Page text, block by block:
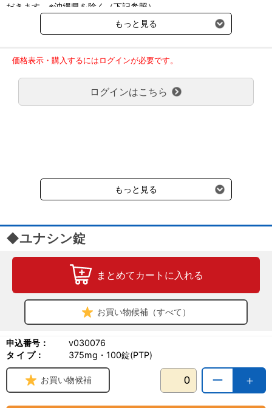
だきます。※沖縄県を除く（下記参照）
※2017年11月14日（火）より沖縄県へのお届けにつきましては、1
回のご注文金額（税込）が、30,000円以上で配送無料となります。
ご了承のほどよろしくお願い致します。
弊社都合でお届けが２回以上に分かれる場合の送料負担は、１回分
のみで新たな送料は発生しません。
大型商品送料が必要な商品をご注文の場合は、大型商品送料のみご
負担頂きます。
受けます。
もっと見る
価格表示・購入するにはログインが必要です。
ログインはこちら
もっと見る
◆ユナシン錠
まとめてカートに入れる
お買い物候補（すべて）
申込番号：
v030076
タ イ プ：
375mg・100錠(PTP)
＋
ー
お買い物候補